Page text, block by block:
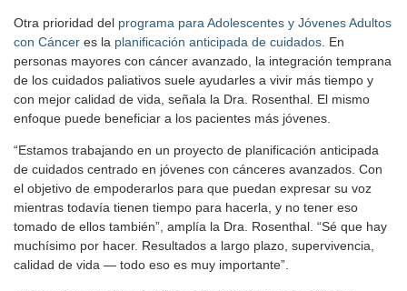
Otra prioridad del programa para Adolescentes y Jóvenes Adultos
con Cáncer es la planificación anticipada de cuidados. En
personas mayores con cáncer avanzado, la integración temprana
de los cuidados paliativos suele ayudarles a vivir más tiempo y
con mejor calidad de vida, señala la Dra. Rosenthal. El mismo
enfoque puede beneficiar a los pacientes más jóvenes.
“Estamos trabajando en un proyecto de planificación anticipada
de cuidados centrado en jóvenes con cánceres avanzados. Con
el objetivo de empoderarlos para que puedan expresar su voz
mientras todavía tienen tiempo para hacerla, y no tener eso
tomado de ellos también”, amplía la Dra. Rosenthal. “Sé que hay
muchísimo por hacer. Resultados a largo plazo, supervivencia,
calidad de vida — todo eso es muy importante”.